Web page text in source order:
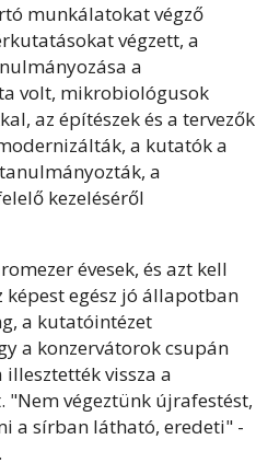
munkálatokat végző
végzett, a
a
volt, mikrobiológusok
az építészek és a tervezők
a kutatók a
a
kezeléséről
évesek, és azt kell
egész jó állapotban
a kutatóintézet
a konzervátorok csupán
vissza a
végeztünk újrafestést,
a sírban látható, eredeti" -